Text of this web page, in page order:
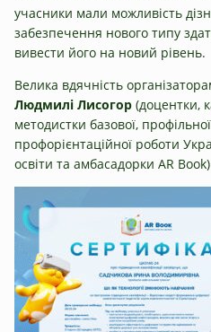
учасники мали можливість
забезпечення нового типу
вивести його на новий рівень.
Велика вдячність
Людмилі Лисогор (доцентки,
методистки базової,
профорієнтаційної роботи
освіти та амбасадорки AR